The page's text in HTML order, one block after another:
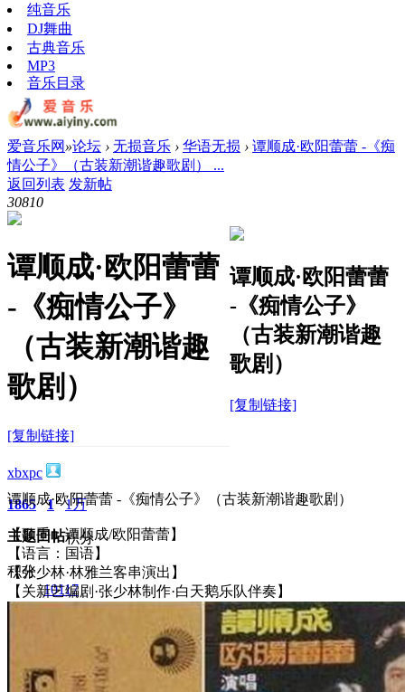
纯音乐
DJ舞曲
古典音乐
MP3
音乐目录
爱音乐网 »论坛 › 无损音乐 › 华语无损 › 谭顺成·欧阳蕾蕾 -《痴
情公子》（古装新潮谐趣歌剧） ...
返回列表 发新帖
30810
谭顺成·欧阳蕾蕾
-《痴情公子》
（古装新潮谐趣
歌剧）
[复制链接]
谭顺成·欧阳蕾蕾
-《痴情公子》
（古装新潮谐趣
歌剧）
[复制链接]
xbxpc
1865
主题
1
回帖
1万
积分
积分
10117
显示全部楼层 /阅读模式
谭顺成·欧阳蕾蕾 -《痴情公子》（古装新潮谐趣歌剧）
【歌手：谭顺成/欧阳蕾蕾】
【语言：国语】
【张少林·林雅兰客串演出】
【关新艺编剧·张少林制作·白天鹅乐队伴奏】